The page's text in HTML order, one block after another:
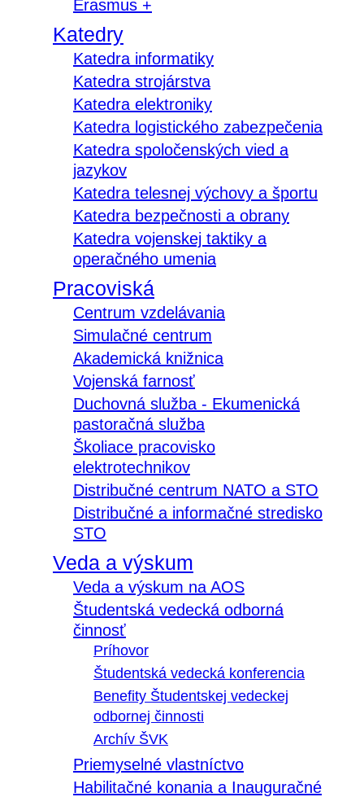
Erasmus +
Katedry
Katedra informatiky
Katedra strojárstva
Katedra elektroniky
Katedra logistického zabezpečenia
Katedra spoločenských vied a
jazykov
Katedra telesnej výchovy a športu
Katedra bezpečnosti a obrany
Katedra vojenskej taktiky a
operačného umenia
Pracoviská
Centrum vzdelávania
Simulačné centrum
Akademická knižnica
Vojenská farnosť
Duchovná služba - Ekumenická
pastoračná služba
Školiace pracovisko
elektrotechnikov
Distribučné centrum NATO a STO
Distribučné a informačné stredisko
STO
Veda a výskum
Veda a výskum na AOS
Študentská vedecká odborná
činnosť
Príhovor
Študentská vedecká konferencia
Benefity Študentskej vedeckej
odbornej činnosti
Archív ŠVK
Priemyselné vlastníctvo
Habilitačné konania a Inauguračné